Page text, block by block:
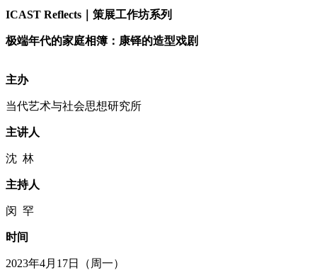
ICAST Reflects｜策展工作坊系列
极端年代的家庭相簿：康铎的造型戏剧
主办
当代艺术与社会思想研究所
主讲人
沈 林
主持人
闵 罕
时间
2023年4月17日（周一）